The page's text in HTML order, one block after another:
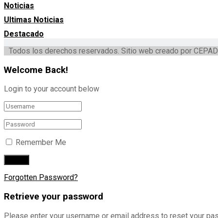
Noticias
Ultimas Noticias
Destacado
Todos los derechos reservados. Sitio web creado por CEPAD
Welcome Back!
Login to your account below
Remember Me
Forgotten Password?
Retrieve your password
Please enter your username or email address to reset your